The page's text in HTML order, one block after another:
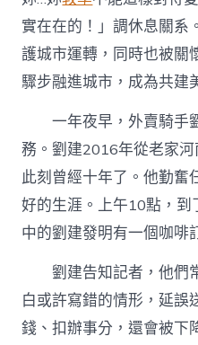
實在在的！」調休息關系
護城市運轉，同時也被關
驟步融進城市，成為共建
一年夜早，外賣騎手
務。劉建2016年從老家
此刻曾經十年了。他勤奮
好的生涯。上午10點，
中的劉建發明有一個咖啡
劉建告知記者，他們
白或許寫錯的情形，延誤
錢、扣辦事分，還會被下